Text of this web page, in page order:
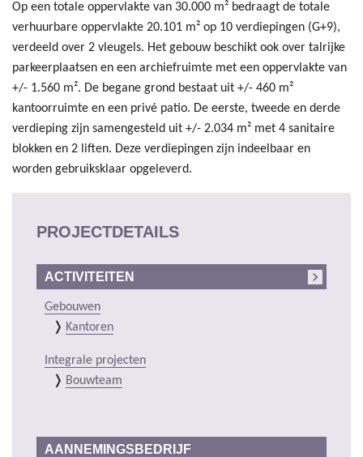
Op een totale oppervlakte van 30.000 m² bedraagt de totale
verhuurbare oppervlakte 20.101 m² op 10 verdiepingen (G+9),
verdeeld over 2 vleugels. Het gebouw beschikt ook over talrijke
parkeerplaatsen en een archiefruimte met een oppervlakte van
+/- 1.560 m². De begane grond bestaat uit +/- 460 m²
kantoorruimte en een privé patio. De eerste, tweede en derde
verdieping zijn samengesteld uit +/- 2.034 m² met 4 sanitaire
blokken en 2 liften. Deze verdiepingen zijn indeelbaar en
worden gebruiksklaar opgeleverd.
PROJECTDETAILS
ACTIVITEITEN
Gebouwen
Kantoren
Integrale projecten
Bouwteam
AANNEMINGSBEDRIJF